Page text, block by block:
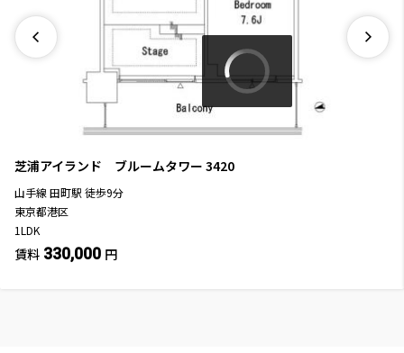
芝浦アイランド ブルームタワー 3420
山手線 田町駅 徒歩9分
東京都港区
1LDK
賃料 330,000 円